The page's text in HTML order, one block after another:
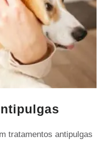
tratamentos antipulgas